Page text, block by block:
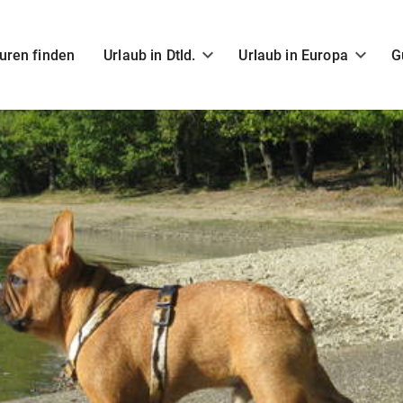
finden Urlaub in Dtld. Urlaub in Europa